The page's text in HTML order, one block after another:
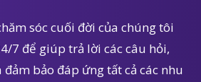
sóc cuối đời của chúng tôi
7 để giúp trả lời các câu hỏi,
bảo đáp ứng tất cả các nhu